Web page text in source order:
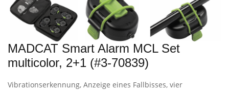
MADCAT Smart Alarm MCL Set
multicolor, 2+1 (#3-70839)
Vibrationserkennung, Anzeige eines Fallbisses, vier